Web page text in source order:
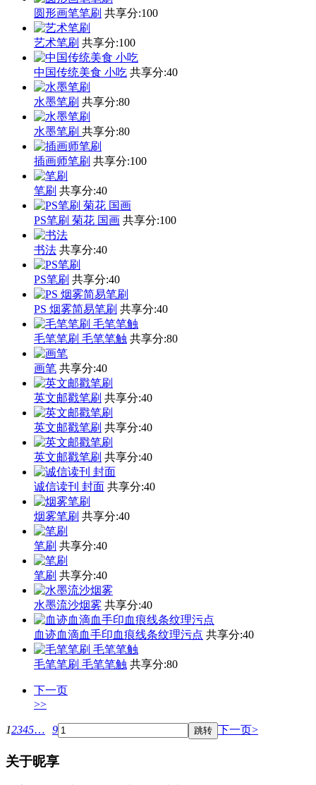
圆形画笔笔刷 共享分:100
艺术笔刷 共享分:100
中国传统美食 小吃 共享分:40
水墨笔刷 共享分:80
水墨笔刷 共享分:80
插画师笔刷 共享分:100
笔刷 共享分:40
PS笔刷 菊花 国画 共享分:100
书法 共享分:40
PS笔刷 共享分:40
PS 烟雾简易笔刷 共享分:40
毛笔笔刷 毛笔笔触 共享分:80
画笔 共享分:40
英文邮戳笔刷 共享分:40
英文邮戳笔刷 共享分:40
英文邮戳笔刷 共享分:40
诚信读刊 封面 共享分:40
烟雾笔刷 共享分:40
笔刷 共享分:40
笔刷 共享分:40
水墨流沙烟雾 共享分:40
血迹血滴血手印血痕线条纹理污点 共享分:40
毛笔笔刷 毛笔笔触 共享分:80
下一页
>>
12345… 9 下一页>
关于昵享